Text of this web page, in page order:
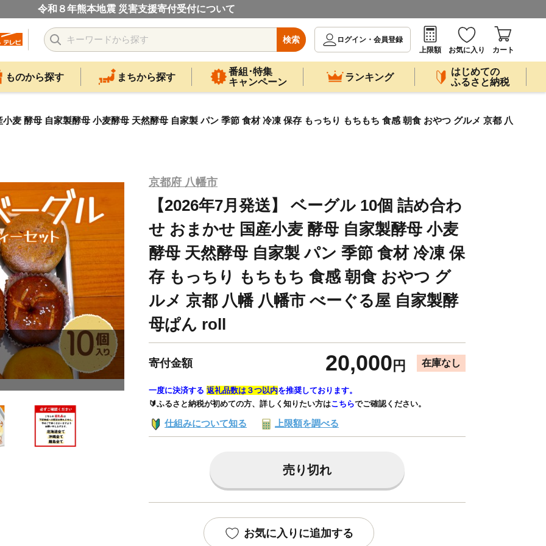
令和８年熊本地震 災害支援寄付受付について
検索
ログイン・会員登録
上限額
お気に入り カート
ものから探す まちから探す
番組･特集
キャンペーン
ランキング
はじめての
ふるさと納税
麦 酵母 自家製酵母 小麦酵母 天然酵母 自家製 パン 季節 食材 冷凍 保存 もっちり もちもち 食感 朝食 おやつ グルメ 京都 八
京都府 八幡市
【2026年7月発送】 ベーグル 10個 詰め合わ
せ おまかせ 国産小麦 酵母 自家製酵母 小麦
酵母 天然酵母 自家製 パン 季節 食材 冷凍 保
存 もっちり もちもち 食感 朝食 おやつ グ
ルメ 京都 八幡 八幡市 べーぐる屋 自家製酵
母ぱん roll
寄付金額 20,000 円 在庫なし
一度に決済する 返礼品数は３つ以内を推奨しております。
🔰ふるさと納税が初めての方、詳しく知りたい方はこちらでご確認ください。
仕組みについて知る 上限額を調べる
売り切れ
お気に入りに追加する